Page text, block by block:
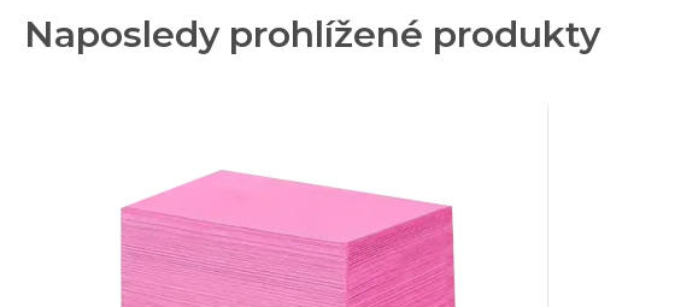
Naposledy prohlížené produkty